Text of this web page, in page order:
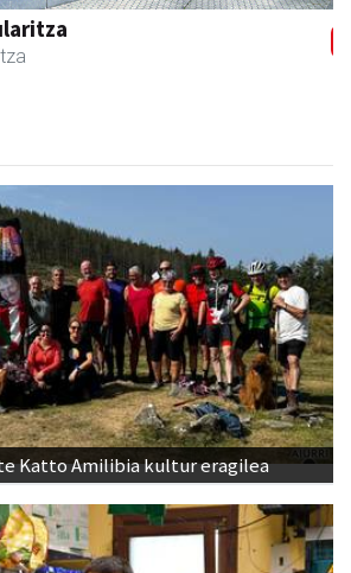
Katto Amilibia kultur eragilea